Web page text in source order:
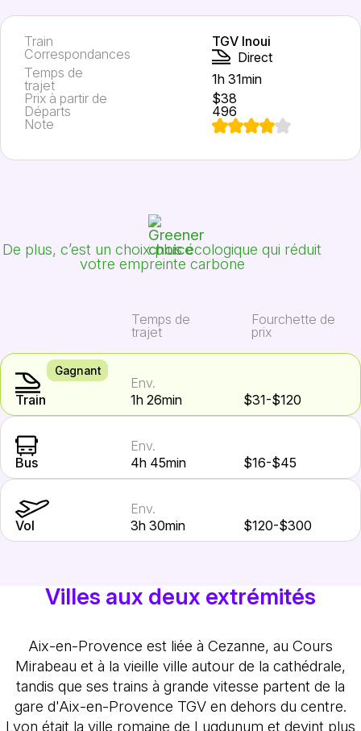
Train
TGV Inoui
Correspondances
Direct
Temps de
trajet
1h 31min
Prix à partir de
$38
Départs
496
Note
De plus, c’est un choix plus écologique qui réduit
votre empreinte carbone
Temps de
trajet
Fourchette de
prix
Gagnant
Train
Env.
1h 26min
$31-$120
Bus
Env.
4h 45min
$16-$45
Vol
Env.
3h 30min
$120-$300
Villes aux deux extrémités
Aix-en-Provence est liée à Cezanne, au Cours
Mirabeau et à la vieille ville autour de la cathédrale,
tandis que ses trains à grande vitesse partent de la
gare d'Aix-en-Provence TGV en dehors du centre.
Lyon était la ville romaine de Lugdunum et devint plus